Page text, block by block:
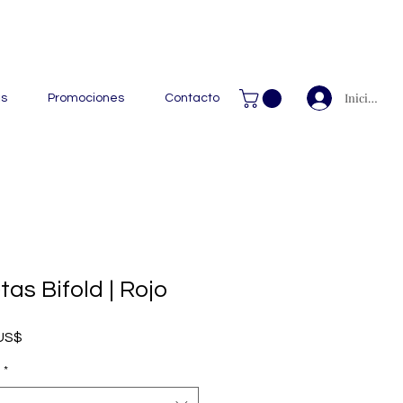
Promociones Contacto Iniciar
Bifold | Rojo
*